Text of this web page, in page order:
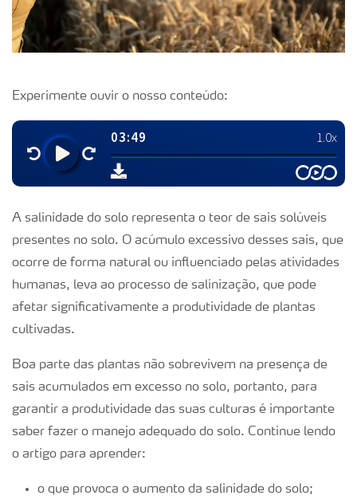
Experimente ouvir o nosso conteúdo:
A salinidade do solo representa o teor de sais solúveis
presentes no solo. O acúmulo excessivo desses sais, que
ocorre de forma natural ou influenciado pelas atividades
humanas, leva ao processo de salinização, que pode
afetar significativamente a produtividade de plantas
cultivadas.
Boa parte das plantas não sobrevivem na presença de
sais acumulados em excesso no solo, portanto, para
garantir a produtividade das suas culturas é importante
saber fazer o manejo adequado do solo. Continue lendo
o artigo para aprender:
o que provoca o aumento da salinidade do solo;